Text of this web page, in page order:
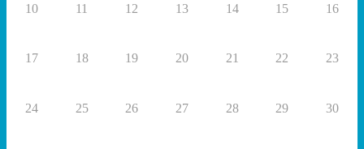
10 11 12 13 14 15 16
17 18 19 20 21 22 23
24 25 26 27 28 29 30